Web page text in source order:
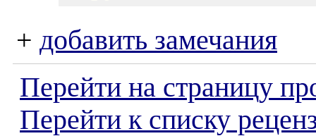
+ добавить замечания
Перейти на страницу
Перейти к списку